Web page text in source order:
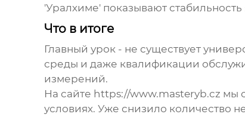
'Уралхиме' показывают
Что в итоге
Главный урок - не существует
среды и даже квалификации
измерений.
На сайте https://www.masteryb.cz мы
условиях. Уже снизило количество